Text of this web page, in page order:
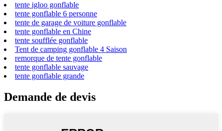
tente igloo gonflable
tente gonflable 6 personne
tente de garage de voiture gonflable
tente gonflable en Chine
tente soufflée gonflable
Tent de camping gonflable 4 Saison
remorque de tente gonflable
tente gonflable sauvage
tente gonflable grande
Demande de devis